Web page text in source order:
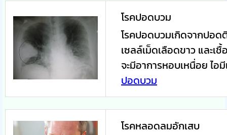
โรคปอดบวม
โรคปอดบวมเกิดจากปอด
เซลล์เม็ดเลือดขาว และเ
จะมีอาการหอบเหนื่อย ไอ
ปอดบวม
โรคหลอดลมอักเสบ